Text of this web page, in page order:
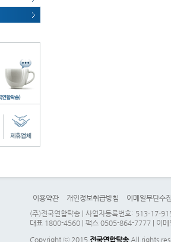
이용약관 개인정보취급방침
이메일무단수
(주)전국연합탁송 | 사업자등록번호: 513-17-
대표 1800-4560 | 팩스 0505-864-7777 | 이
Copyright ⓒ 2015 전국연합탁송All rights